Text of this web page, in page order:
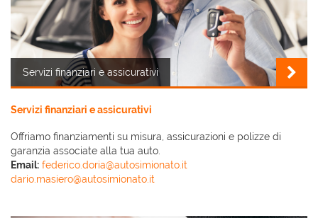
Servizi finanziari e assicurativi
Servizi finanziari e assicurativi
Offriamo finanziamenti su misura, assicurazioni e polizze di
garanzia associate alla tua auto.
Email: federico.doria@autosimionato.it
dario.masiero@autosimionato.it